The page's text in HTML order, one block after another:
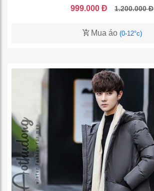
999.000 Đ 1.200.000 Đ
Mua áo (0-12°c)